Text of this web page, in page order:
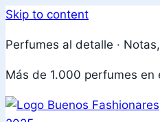
Skip to content
Perfumes al detalle ·
Más de 1.000 perfumes en